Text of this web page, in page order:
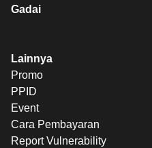
Gadai
Lainnya
Promo
PPID
Event
Cara Pembayaran
Report Vulnerability